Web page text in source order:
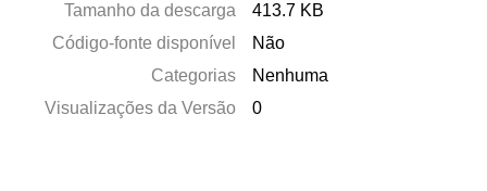
Tamanho da descarga
413.7 KB
Código-fonte disponível
Não
Categorias
Nenhuma
Visualizações da Versão
0